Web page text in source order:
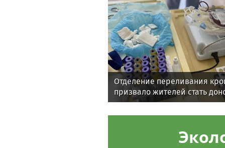
Отделение переливания
призвало жителей стать